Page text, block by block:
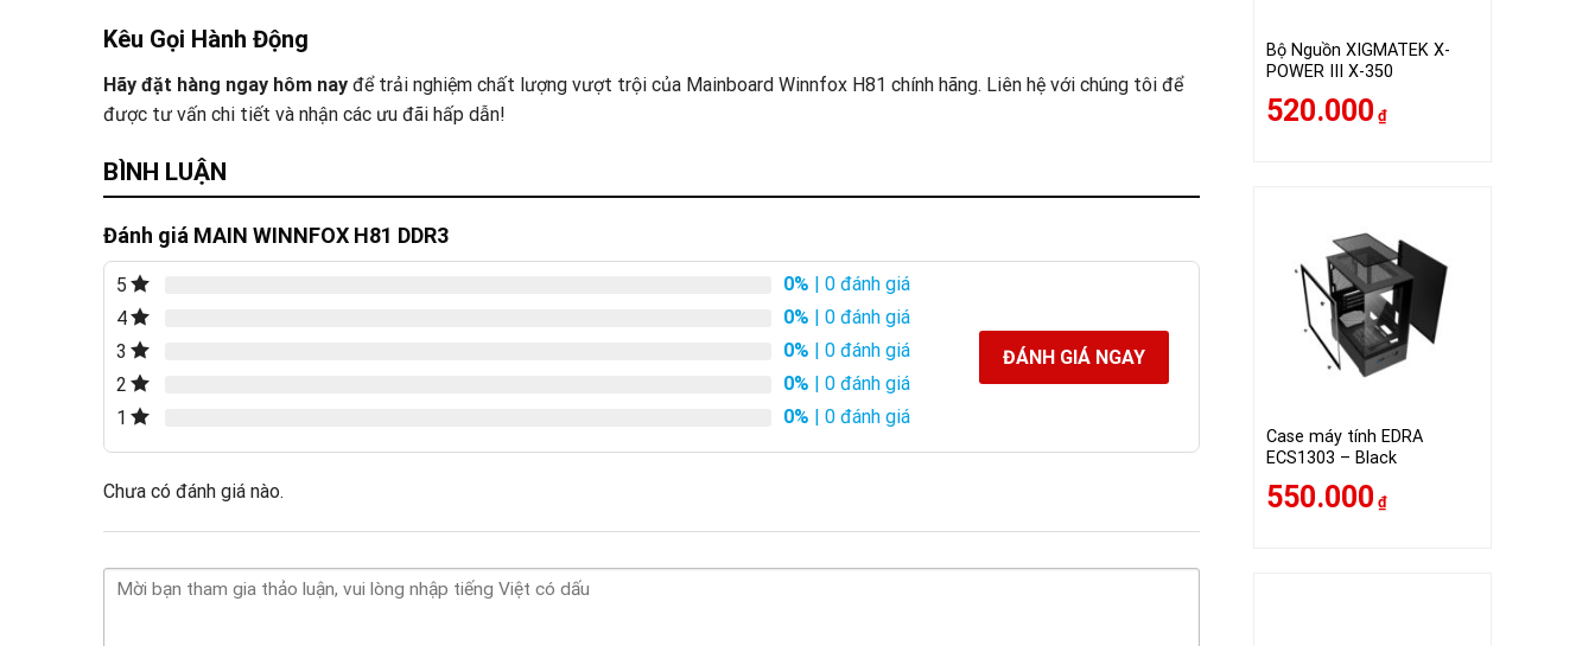
Bộ Nguồn XIGMATEK X-
POWER III X-350
520.000 ₫
Case máy tính EDRA
ECS1303 – Black
550.000 ₫
Kêu Gọi Hành Động
Hãy đặt hàng ngay hôm nay để trải nghiệm chất lượng vượt trội của Mainboard Winnfox H81 chính hãng. Liên hệ với chúng tôi để
được tư vấn chi tiết và nhận các ưu đãi hấp dẫn!
BÌNH LUẬN
Đánh giá MAIN WINNFOX H81 DDR3
5 0% | 0 đánh giá
4
0% | 0 đánh giá
3
0% | 0 đánh giá
2
0% | 0 đánh giá
1
0% | 0 đánh giá
ĐÁNH GIÁ NGAY
Chưa có đánh giá nào.